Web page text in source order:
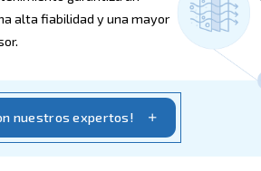
del filtro de aire del compresor